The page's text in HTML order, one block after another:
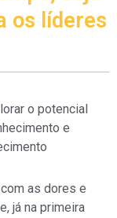
os líderes
o potencial
e
as dores e
já na primeira